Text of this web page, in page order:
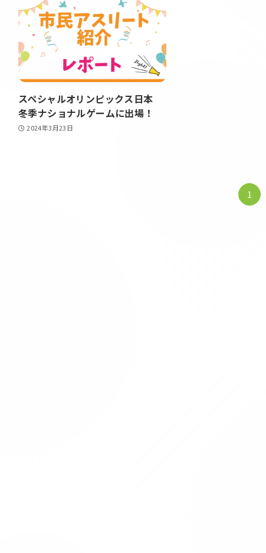
スペシャルオリンピックス日本
冬季ナショナルゲームに出場！
2024年3月23日
1